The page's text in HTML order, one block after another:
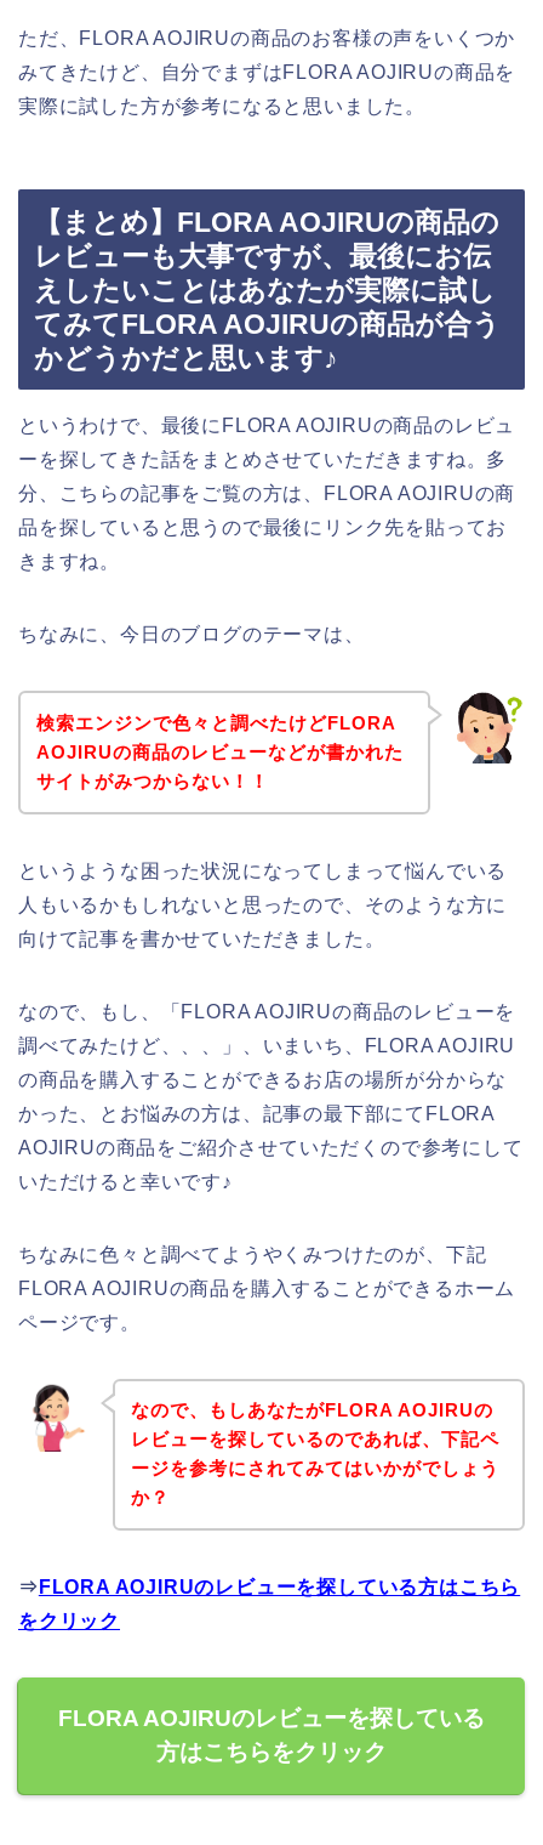
ただ、FLORA AOJIRUの商品のお客様の声をいくつか
みてきたけど、自分でまずはFLORA AOJIRUの商品を
実際に試した方が参考になると思いました。
【まとめ】FLORA AOJIRUの商品の
レビューも大事ですが、最後にお伝
えしたいことはあなたが実際に試し
てみてFLORA AOJIRUの商品が合う
かどうかだと思います♪
というわけで、最後にFLORA AOJIRUの商品のレビュ
ーを探してきた話をまとめさせていただきますね。多
分、こちらの記事をご覧の方は、FLORA AOJIRUの商
品を探していると思うので最後にリンク先を貼ってお
きますね。
ちなみに、今日のブログのテーマは、
検索エンジンで色々と調べたけどFLORA
AOJIRUの商品のレビューなどが書かれた
サイトがみつからない！！
というような困った状況になってしまって悩んでいる
人もいるかもしれないと思ったので、そのような方に
向けて記事を書かせていただきました。
なので、もし、「FLORA AOJIRUの商品のレビューを
調べてみたけど、、、」、いまいち、FLORA AOJIRU
の商品を購入することができるお店の場所が分からな
かった、とお悩みの方は、記事の最下部にてFLORA
AOJIRUの商品をご紹介させていただくので参考にして
いただけると幸いです♪
ちなみに色々と調べてようやくみつけたのが、下記
FLORA AOJIRUの商品を購入することができるホーム
ページです。
なので、もしあなたがFLORA AOJIRUの
レビューを探しているのであれば、下記ペ
ージを参考にされてみてはいかがでしょう
か？
⇒ FLORA AOJIRUのレビューを探している方はこちら
をクリック
FLORA AOJIRUのレビューを探している
方はこちらをクリック